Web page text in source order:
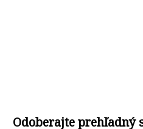
Odoberajte prehľadný